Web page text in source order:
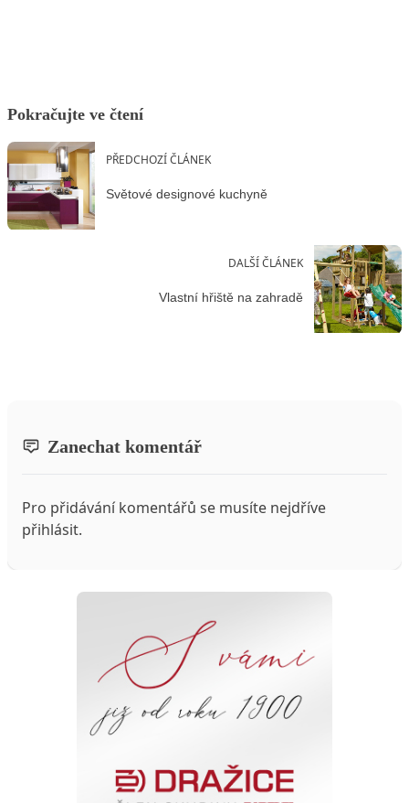
Pokračujte ve čtení
PŘEDCHOZÍ ČLÁNEK
Světové designové kuchyně
DALŠÍ ČLÁNEK
Vlastní hřiště na zahradě
Zanechat komentář
Pro přidávání komentářů se musíte nejdříve
přihlásit.